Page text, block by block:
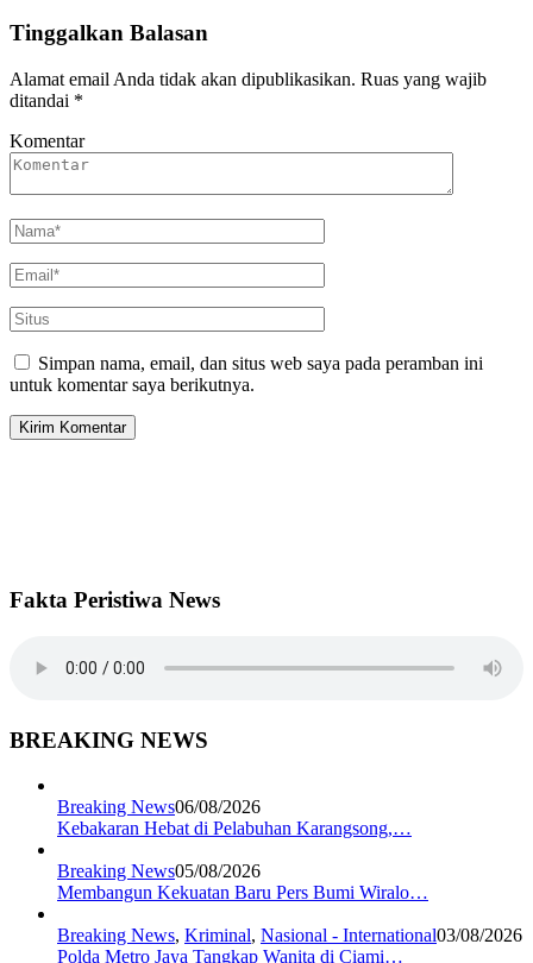
Tinggalkan Balasan
Alamat email Anda tidak akan dipublikasikan. Ruas yang wajib
ditandai *
Komentar
Simpan nama, email, dan situs web saya pada peramban ini
untuk komentar saya berikutnya.
Fakta Peristiwa News
BREAKING NEWS
Breaking News06/08/2026
Kebakaran Hebat di Pelabuhan Karangsong,…
Breaking News05/08/2026
Membangun Kekuatan Baru Pers Bumi Wiralo…
Breaking News, Kriminal, Nasional - International03/08/2026
Polda Metro Jaya Tangkap Wanita di Ciami…